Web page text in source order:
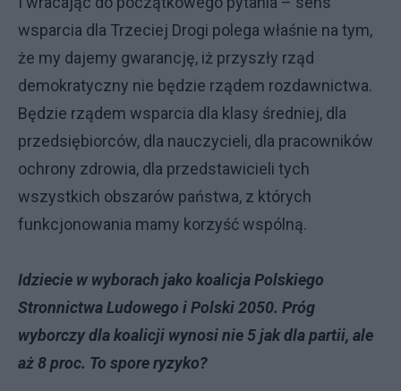
wsparcia dla Trzeciej Drogi polega właśnie na tym,
że my dajemy gwarancję, iż przyszły rząd
demokratyczny nie będzie rządem rozdawnictwa.
Będzie rządem wsparcia dla klasy średniej, dla
przedsiębiorców, dla nauczycieli, dla pracowników
ochrony zdrowia, dla przedstawicieli tych
wszystkich obszarów państwa, z których
funkcjonowania mamy korzyść wspólną.
Idziecie w wyborach jako koalicja Polskiego
Stronnictwa Ludowego i Polski 2050. Próg
wyborczy dla koalicji wynosi nie 5 jak dla partii, ale
aż 8 proc. To spore ryzyko?